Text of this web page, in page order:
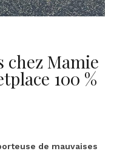
chez Mamie
100 %
de mauvaises